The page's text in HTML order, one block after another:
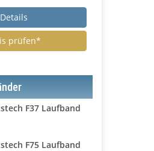
Details
prüfen*
F37 Laufband
F75 Laufband